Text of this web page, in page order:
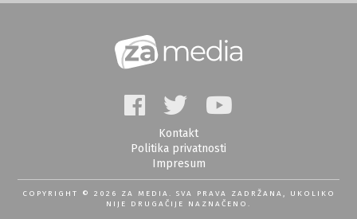
Kontakt
Politika privatnosti
Impresum
COPYRIGHT © 2026 ZA MEDIA. SVA PRAVA ZADRŽANA, UKOLIKO
NIJE DRUGAČIJE NAZNAČENO.